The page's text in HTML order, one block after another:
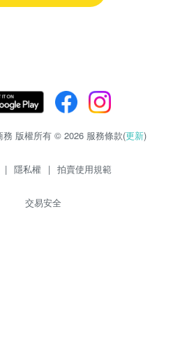
務 版權所有 © 2026 服務條款(更新)
| 隱私權 | 拍賣使用規範
交易安全